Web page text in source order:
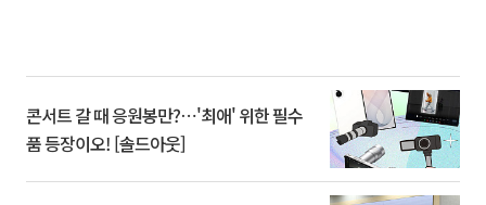
콘서트 갈 때 응원봉만?⋯'최애' 위한 필수
품 등장이오! [솔드아웃]